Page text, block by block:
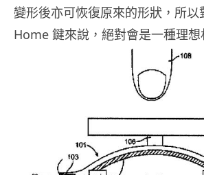
變形後亦可恢復原來的形狀，所以
Home 鍵來說，絕對會是一種理想